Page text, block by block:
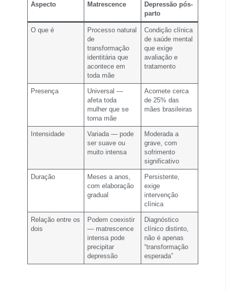
Aspecto Matrescence
Depressão pós-
parto
O que é
Processo natural
de
transformação
identitária que
acontece em
toda mãe
Condição clínica
de saúde mental
que exige
avaliação e
tratamento
Presença
Universal —
afeta toda
mulher que se
torna mãe
Acomete cerca
de 25% das
mães brasileiras
Intensidade
Variada — pode
ser suave ou
muito intensa
Moderada a
grave, com
sofrimento
significativo
Duração
Meses a anos,
com elaboração
gradual
Persistente,
exige
intervenção
clínica
Relação entre os
dois
Podem coexistir
— matrescence
intensa pode
precipitar
depressão
Diagnóstico
clínico distinto,
não é apenas
“transformação
esperada”